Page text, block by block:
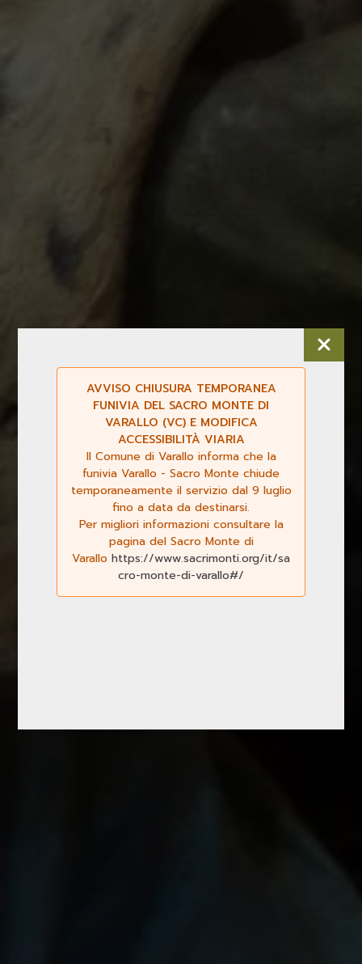
AVVISO CHIUSURA TEMPORANEA
FUNIVIA DEL SACRO MONTE DI
VARALLO (VC) E MODIFICA
ACCESSIBILITÀ VIARIA
Il Comune di Varallo informa che la
funivia Varallo - Sacro Monte chiude
temporaneamente il servizio dal 9 luglio
fino a data da destinarsi.
Per migliori informazioni consultare la
pagina del Sacro Monte di
Varallo https://www.sacrimonti.org/it/sa
cro-monte-di-varallo#/